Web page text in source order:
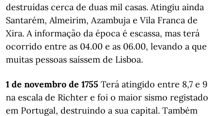
destruídas cerca de duas mil casas. Atingiu ainda
Santarém, Almeirim, Azambuja e Vila Franca de
Xira. A informação da época é escassa, mas terá
ocorrido entre as 04.00 e as 06.00, levando a que
muitas pessoas saíssem de Lisboa.
1 de novembro de 1755 Terá atingido entre 8,7 e 9
na escala de Richter e foi o maior sismo registado
em Portugal, destruindo a sua capital. Também